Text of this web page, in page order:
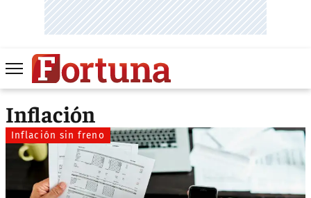
Inflación
Inflación sin freno